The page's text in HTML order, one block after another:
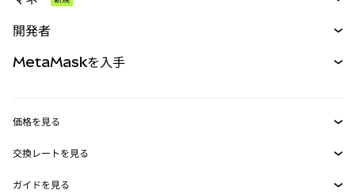
パーペチュアル
RWA
開発者
MetaMask Connect
Snaps
MetaMaskを入手
価格を見る
イーサリアムの価格
Solanaの価格
交換レートを見る
ETH→USD
ガイドを見る